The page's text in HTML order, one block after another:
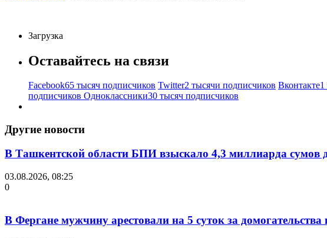
Загрузка
Оставайтесь на связи
Facebook65 тысяч подписчиков Twitter2 тысячи подписчиков Вконтакте1
подписчиков Одноклассники30 тысяч подписчиков
Другие новости
В Ташкентской области БПИ взыскало 4,3 миллиарда сумов
03.08.2026, 08:25
0
В Фергане мужчину арестовали на 5 суток за